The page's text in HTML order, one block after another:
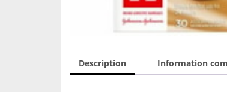
Description Information